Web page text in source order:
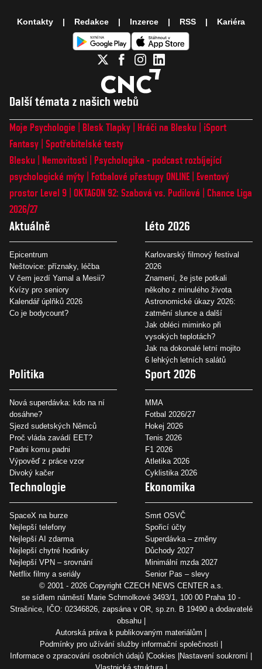
Další témata z našich webů
Moje Psychologie Blesk Tlapky Hráči na Blesku
iSport
Fantasy Spotřebitelské testy
Blesku
Nemovitosti
Psychologika - podcast rozbíjející
psychologické mýty
Fotbalové přestupy ONLINE
Eventový
prostor Level 9 OKTAGON 92: Szabová vs. Pudilová
Chance Liga
2026/27
Aktuálně
Epicentrum
Neštovice: příznaky, léčba
V čem jezdí Yamal a Mesii?
Kvízy pro seniory
Kalendář úplňků 2026
Co je bodycount?
Léto 2026
Karlovarský filmový festival
2026
Znamení, že jste potkali
někoho z minulého života
Astronomické úkazy 2026:
zatmění slunce a další
Jak obléci miminko při
vysokých teplotách?
Jak na dokonalé letní mojito
6 lehkých letních salátů
Politika
Nová superdávka: kdo na ní
dosáhne?
Sjezd sudetských Němců
Proč vláda zavádí EET?
Padni komu padni
Výpověď z práce vzor
Divoký kačer
Sport 2026
MMA
Fotbal 2026/27
Hokej 2026
Tenis 2026
F1 2026
Atletika 2026
Cyklistika 2026
Technologie
SpaceX na burze
Nejlepší telefony
Nejlepší AI zdarma
Nejlepší chytré hodinky
Nejlepší VPN – srovnání
Netflix filmy a seriály
Ekonomika
Smrt OSVČ
Spořicí účty
Superdávka – změny
Důchody 2027
Minimální mzda 2027
Senior Pas – slevy
Kontakty Redakce Inzerce RSS Kariéra
© 2001 - 2026 Copyright CZECH NEWS CENTER a.s.
se sídlem náměstí Marie Schmolkové 3493/1, 100 00 Praha 10 -
Strašnice, IČO: 02346826, zapsána v OR, sp.zn. B 19490 a dodavatelé
obsahu
Autorská práva k publikovaným materiálům
Podmínky pro užívání služby informační společnosti
Informace o zpracování osobních údajů Cookies Nastavení soukromí